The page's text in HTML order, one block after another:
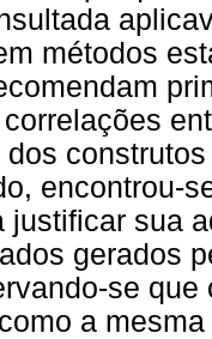
métodos
dos
encontrou-
justificar sua
gerados
se
a